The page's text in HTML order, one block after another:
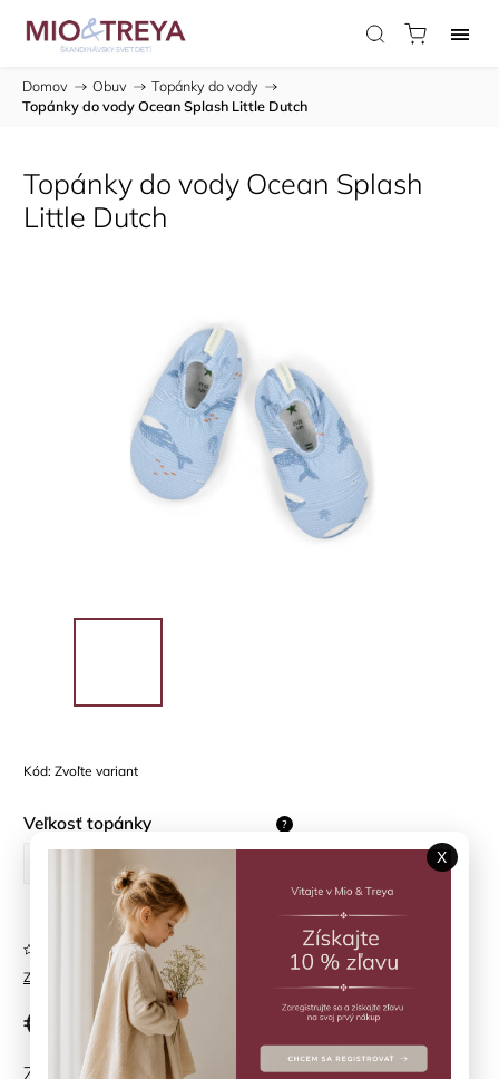
Domov / Obuv / Topánky do vody /
Topánky do vody Ocean Splash Little Dutch
Topánky do vody Ocean Splash
Little Dutch
Kód: Zvoľte variant
Veľkosť topánky ?
Značka: LITTLE DUTCH
Neohodnotené
€19,90
ZVOĽTE VARIANT
X